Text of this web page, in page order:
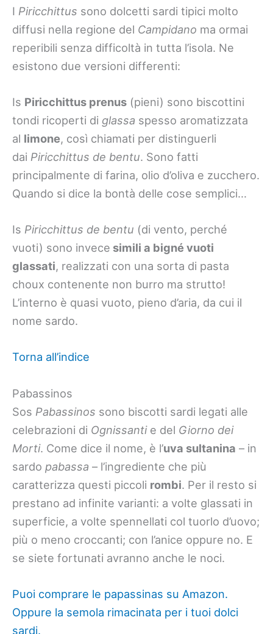
I Piricchittus sono dolcetti sardi tipici molto
diffusi nella regione del Campidano ma ormai
reperibili senza difficoltà in tutta l’isola. Ne
esistono due versioni differenti:
Is Piricchittus prenus (pieni) sono biscottini
tondi ricoperti di glassa spesso aromatizzata
al limone, così chiamati per distinguerli
dai Piricchittus de bentu. Sono fatti
principalmente di farina, olio d’oliva e zucchero.
Quando si dice la bontà delle cose semplici…
Is Piricchittus de bentu (di vento, perché
vuoti) sono invece simili a bigné vuoti
glassati, realizzati con una sorta di pasta
choux contenente non burro ma strutto!
L’interno è quasi vuoto, pieno d’aria, da cui il
nome sardo.
Torna all’indice
Pabassinos
Sos Pabassinos sono biscotti sardi legati alle
celebrazioni di Ognissantie del Giorno dei
Morti. Come dice il nome, è l’uva sultanina – in
sardo pabassa – l’ingrediente che più
caratterizza questi piccoli rombi. Per il resto si
prestano ad infinite varianti: a volte glassati in
superficie, a volte spennellati col tuorlo d’uovo;
più o meno croccanti; con l’anice oppure no. E
se siete fortunati avranno anche le noci.
Puoi comprare le papassinas su Amazon.
Oppure la semola rimacinata per i tuoi dolci
sardi.